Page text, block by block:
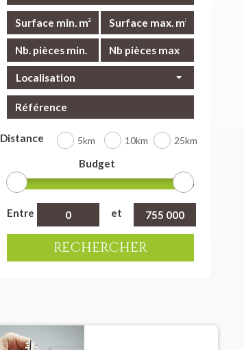
Localisation
Distance 5km 10km 25km
Budget
Entre et
RECHERCHER